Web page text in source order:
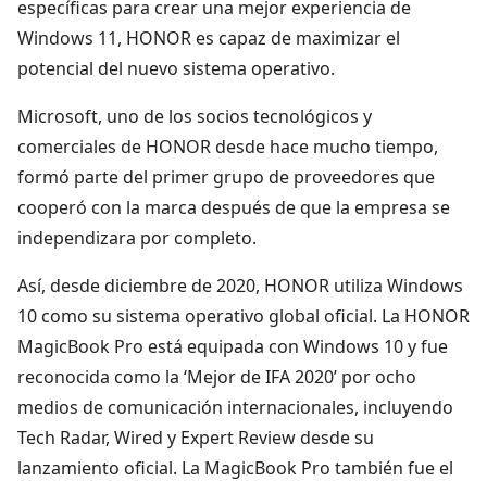
específicas para crear una mejor experiencia de
Windows 11, HONOR es capaz de maximizar el
potencial del nuevo sistema operativo.
Microsoft, uno de los socios tecnológicos y
comerciales de HONOR desde hace mucho tiempo,
formó parte del primer grupo de proveedores que
cooperó con la marca después de que la empresa se
independizara por completo.
Así, desde diciembre de 2020, HONOR utiliza Windows
10 como su sistema operativo global oficial. La HONOR
MagicBook Pro está equipada con Windows 10 y fue
reconocida como la ‘Mejor de IFA 2020’ por ocho
medios de comunicación internacionales, incluyendo
Tech Radar, Wired y Expert Review desde su
lanzamiento oficial. La MagicBook Pro también fue el